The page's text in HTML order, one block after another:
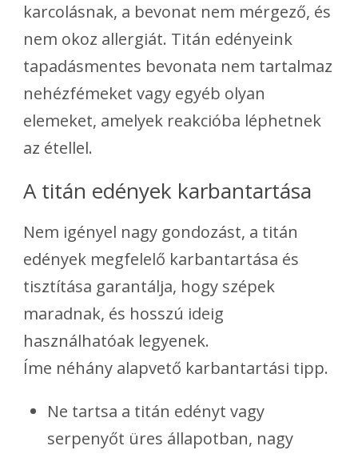
karcolásnak, a bevonat nem mérgező, és
nem okoz allergiát. Titán edényeink
tapadásmentes bevonata nem tartalmaz
nehézfémeket vagy egyéb olyan
elemeket, amelyek reakcióba léphetnek
az étellel.
A titán edények karbantartása
Nem igényel nagy gondozást, a titán
edények megfelelő karbantartása és
tisztítása garantálja, hogy szépek
maradnak, és hosszú ideig
használhatóak legyenek.
Íme néhány alapvető karbantartási tipp.
Ne tartsa a titán edényt vagy
serpenyőt üres állapotban, nagy